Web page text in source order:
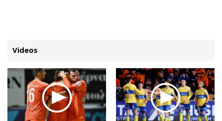
ΚΑΤΗΓΟΡΙΕΣ ΣΥΝΔΕΣΗ
Κύπρος
Παιδεία
Απόψεις
Αρθρογραφία
Videos